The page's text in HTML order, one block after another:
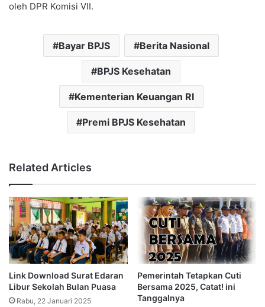
oleh DPR Komisi VII.
Bayar BPJS Berita Nasional
BPJS Kesehatan
Kementerian Keuangan RI
Premi BPJS Kesehatan
Related Articles
Link Download Surat Edaran
Libur Sekolah Bulan Puasa
Rabu, 22 Januari 2025
Pemerintah Tetapkan Cuti
Bersama 2025, Catat! ini
Tanggalnya